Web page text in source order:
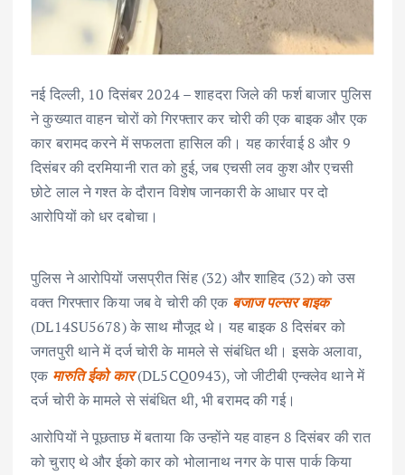
नई दिल्ली, 10 दिसंबर 2024 – शाहदरा जिले की फर्श बाजार पुलिस
ने कुख्यात वाहन चोरों को गिरफ्तार कर चोरी की एक बाइक और एक
कार बरामद करने में सफलता हासिल की। यह कार्रवाई 8 और 9
दिसंबर की दरमियानी रात को हुई, जब एचसी लव कुश और एचसी
छोटे लाल ने गश्त के दौरान विशेष जानकारी के आधार पर दो
आरोपियों को धर दबोचा।
पुलिस ने आरोपियों जसप्रीत सिंह (32) और शाहिद (32) को उस
वक्त गिरफ्तार किया जब वे चोरी की एक बजाज पल्सर बाइक
(DL14SU5678) के साथ मौजूद थे। यह बाइक 8 दिसंबर को
जगतपुरी थाने में दर्ज चोरी के मामले से संबंधित थी। इसके अलावा,
एक मारुति ईको कार(DL5CQ0943), जो जीटीबी एन्क्लेव थाने में
दर्ज चोरी के मामले से संबंधित थी, भी बरामद की गई।
आरोपियों ने पूछताछ में बताया कि उन्होंने यह वाहन 8 दिसंबर की रात
को चुराए थे और ईको कार को भोलानाथ नगर के पास पार्क किया